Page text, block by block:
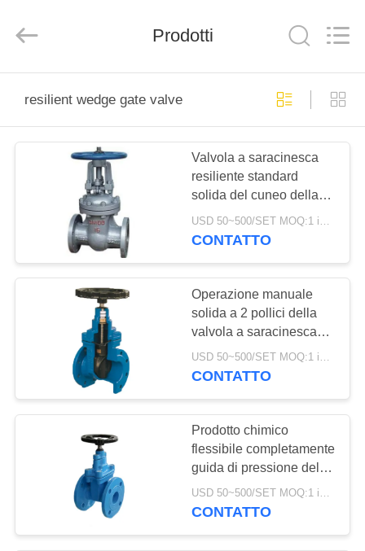
PRODOTTI
VISITA
FABBRICA
CONTROLLO
DELLA
QUALITÀ
CONTATTACI
Equipment
Rights
Prodotti
resilient wedge gate valve
Valvola a saracinesca
resiliente standard
solida del cuneo della
valvola a saracinesca
dell'acqua del cuneo
USD 50~500/SET MOQ:1 insieme
CONTATTO
Operazione manuale
solida a 2 pollici della
valvola a saracinesca
del cuneo della valvola
a saracinesca dell'acqua
USD 50~500/SET MOQ:1 insieme
CONTATTO
Prodotto chimico
flessibile completamente
guida di pressione della
valvola a saracinesca
del cuneo 1.6-16mpa
USD 50~500/SET MOQ:1 insieme
CONTATTO